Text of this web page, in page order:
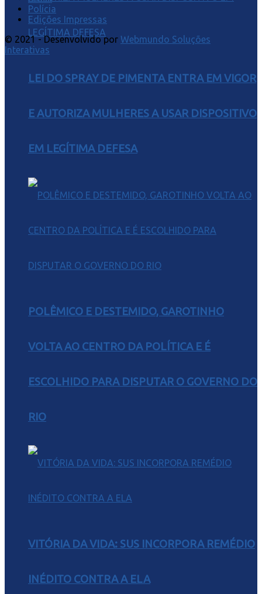
LEI DO SPRAY DE PIMENTA ENTRA EM VIGOR
E AUTORIZA MULHERES A USAR DISPOSITIVO
EM LEGÍTIMA DEFESA
POLÊMICO E DESTEMIDO, GAROTINHO
VOLTA AO CENTRO DA POLÍTICA E É
ESCOLHIDO PARA DISPUTAR O GOVERNO DO
RIO
VITÓRIA DA VIDA: SUS INCORPORA REMÉDIO
INÉDITO CONTRA A ELA
Polícia
Edições Impressas
© 2021 - Desenvolvido por Webmundo Soluções
Interativas